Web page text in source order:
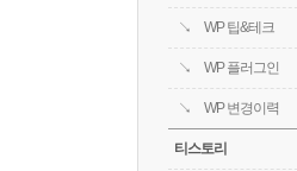
WP 팁&테크
WP 플러그인
WP 변경이력
티스토리